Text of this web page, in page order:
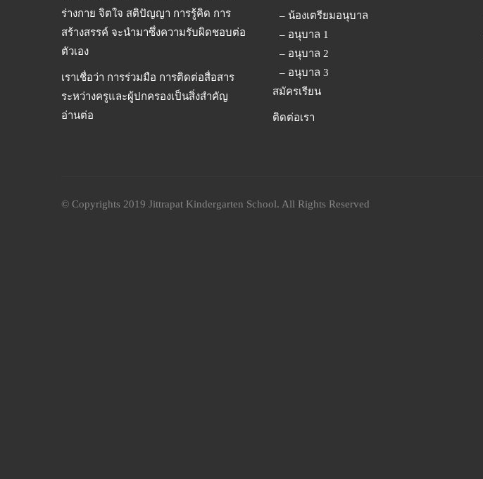
ร่างกาย จิตใจ สติปัญญา การรู้คิด การ
สร้างสรรค์ จะนำมาซึ่งความรับผิดชอบต่อ
ตัวเอง
เราเชื่อว่า การร่วมมือ การติดต่อสื่อสาร
ระหว่างครูและผู้ปกครองเป็นสิ่งสำคัญ
อ่านต่อ
– น้องเตรียมอนุบาล
– อนุบาล 1
– อนุบาล 2
– อนุบาล 3
สมัครเรียน
ติดต่อเรา
© Copyrights 2019 Jittrapat Kindergarten School. All Rights Reserved